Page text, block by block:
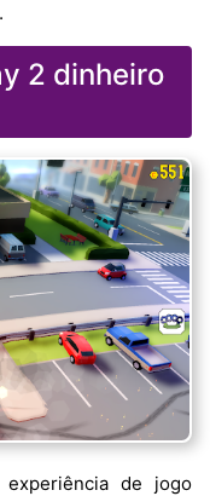
2 dinheiro
de jogo